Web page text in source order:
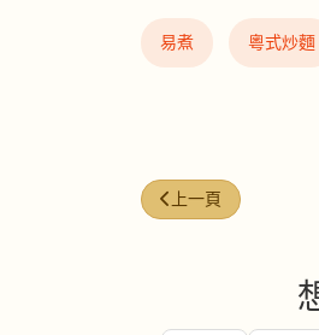
易煮 粵式炒麵
上一篇文章: 冷氣甜
上一頁